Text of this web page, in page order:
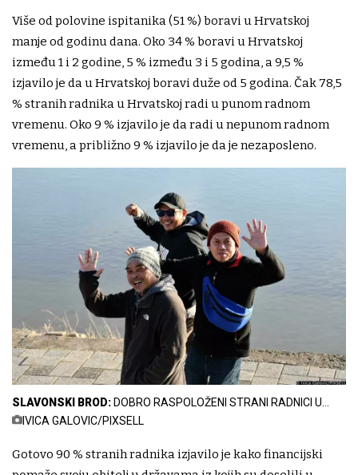
Više od polovine ispitanika (51 %) boravi u Hrvatskoj
manje od godinu dana. Oko 34 % boravi u Hrvatskoj
između 1 i 2 godine, 5 % između 3 i 5 godina, a 9,5 %
izjavilo je da u Hrvatskoj boravi duže od 5 godina. Čak 78,5
% stranih radnika u Hrvatskoj radi u punom radnom
vremenu. Oko 9 % izjavilo je da radi u nepunom radnom
vremenu, a približno 9 % izjavilo je da je nezaposleno.
SLAVONSKI BROD: DOBRO RASPOLOŽENI STRANI RADNICI U
ŠETNJI I RAZGLEDAVANJU GRADA...
IVICA GALOVIC/PIXSELL
Gotovo 90 % stranih radnika izjavilo je kako financijski